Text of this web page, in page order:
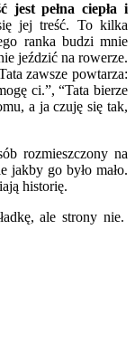
jest pełna ciepła i
jej treść. To kilka
ranka budzi mnie
jeździć na rowerze.
zawsze powtarza:
ci.”, “Tata bierze
a ja czuję się tak,
rozmieszczony na
jakby go było mało.
historię.
ale strony nie.